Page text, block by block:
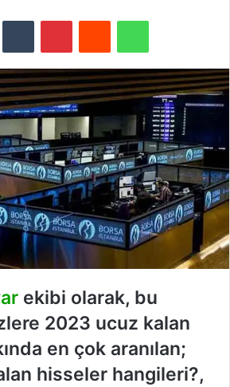
ekibi olarak, bu
2023 ucuz kalan
en çok aranılan;
hisseler hangileri?,